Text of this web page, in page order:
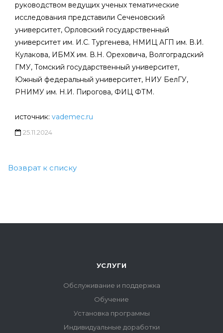
руководством ведущих ученых тематические
исследования представили Сеченовский
университет, Орловский государственный
университет им. И.С. Тургенева, НМИЦ АГП им. В.И.
Кулакова, ИБМХ им. В.Н. Ореховича, Волгоградский
ГМУ, Томский государственный университет,
Южный федеральный университет, НИУ БелГУ,
РНИМУ им. Н.И. Пирогова, ФИЦ ФТМ.
источник: vademec.ru
25.11.2024
Возврат к списку
УСЛУГИ
Обслуживание и поддержка
Обучение
Установка программы
Индивидуальные доработки